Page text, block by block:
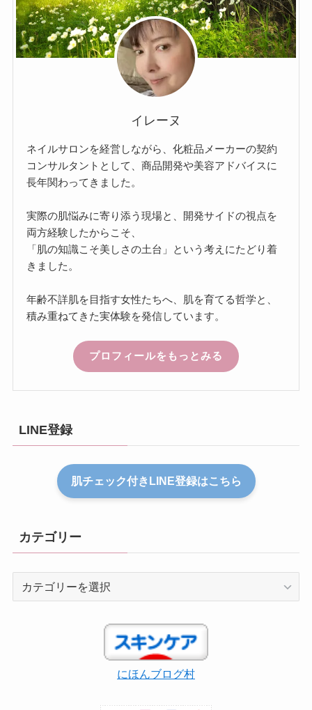
イレーヌ
ネイルサロンを経営しながら、化粧品メーカーの契約
コンサルタントとして、商品開発や美容アドバイスに
長年関わってきました。
実際の肌悩みに寄り添う現場と、開発サイドの視点を
両方経験したからこそ、
「肌の知識こそ美しさの土台」という考えにたどり着
きました。
年齢不詳肌を目指す女性たちへ、肌を育てる哲学と、
積み重ねてきた実体験を発信しています。
プロフィールをもっとみる
LINE登録
肌チェック付きLINE登録はこちら
カテゴリー
にほんブログ村